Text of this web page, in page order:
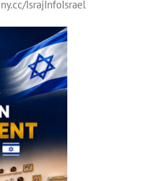
IsrajInfoIsrael